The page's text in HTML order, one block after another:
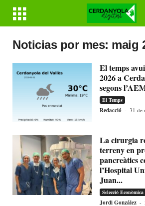
Noticias por mes: maig
El temps
2026 a
segons
El Temps
Redacció - 31 de
La cirurgia
terreny en
pancreàtics
l’Hospital
Juan...
Selecció Econòmica
Jordi González -